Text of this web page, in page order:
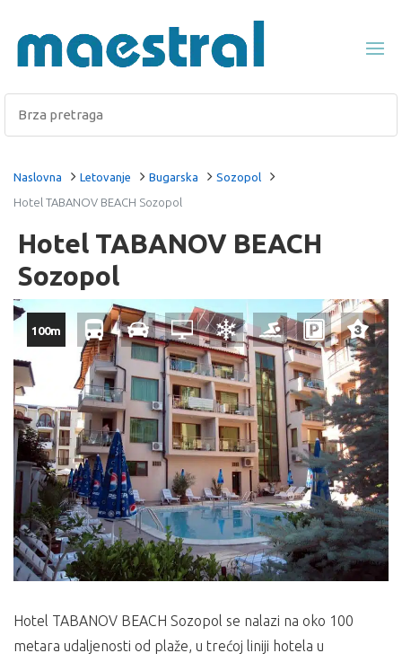
Naslovna Letovanje Bugarska
Sozopol
Hotel TABANOV BEACH Sozopol
Hotel TABANOV BEACH
Sozopol
100m
Hotel TABANOV BEACH Sozopol se nalazi na oko 100
metara udaljenosti od plaže, u trećoj liniji hotela u